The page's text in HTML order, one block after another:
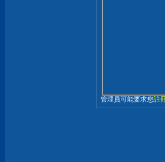
管理員可能要求您註